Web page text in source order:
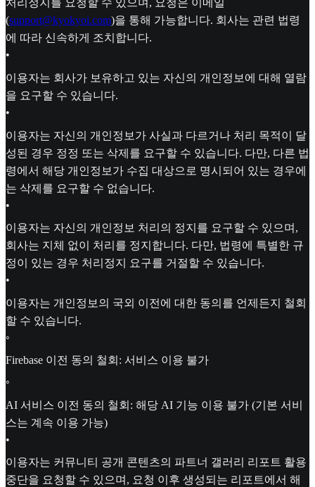
처리정지를 요청할 수 있으며, 요청은 이메일
(support@kyokyoi.com)을 통해 가능합니다. 회사는 관련 법령
에 따라 신속하게 조치합니다.
•
이용자는 회사가 보유하고 있는 자신의 개인정보에 대해 열람
을 요구할 수 있습니다.
•
이용자는 자신의 개인정보가 사실과 다르거나 처리 목적이 달
성된 경우 정정 또는 삭제를 요구할 수 있습니다. 다만, 다른 법
령에서 해당 개인정보가 수집 대상으로 명시되어 있는 경우에
는 삭제를 요구할 수 없습니다.
•
이용자는 자신의 개인정보 처리의 정지를 요구할 수 있으며,
회사는 지체 없이 처리를 정지합니다. 다만, 법령에 특별한 규
정이 있는 경우 처리정지 요구를 거절할 수 있습니다.
•
이용자는 개인정보의 국외 이전에 대한 동의를 언제든지 철회
할 수 있습니다.
◦
Firebase 이전 동의 철회: 서비스 이용 불가
◦
AI 서비스 이전 동의 철회: 해당 AI 기능 이용 불가 (기본 서비
스는 계속 이용 가능)
•
이용자는 커뮤니티 공개 콘텐츠의 파트너 갤러리 리포트 활용
중단을 요청할 수 있으며, 요청 이후 생성되는 리포트에서 해